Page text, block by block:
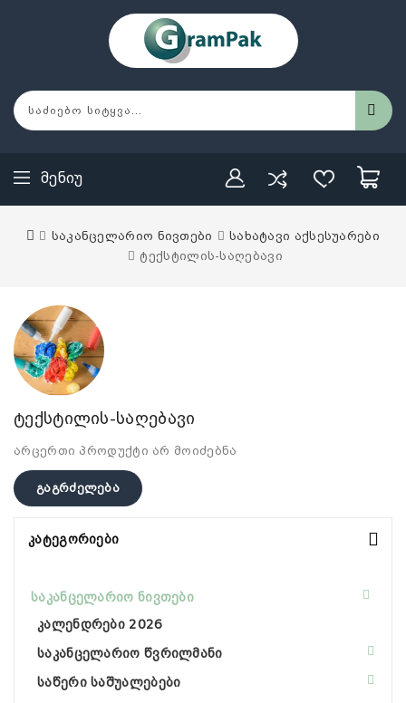
Მენიუ
საკანცელარიო ნივთები
სახატავი აქსესუარები
ტექსტილის-საღებავი
ტექსტილის-საღებავი
არცერთი პროდუქტი არ მოიძებნა
Გაგრძელება
Კატეგორიები
საკანცელარიო ნივთები
კალენდრები 2026
საკანცელარიო წვრილმანი
საწერი საშუალებები